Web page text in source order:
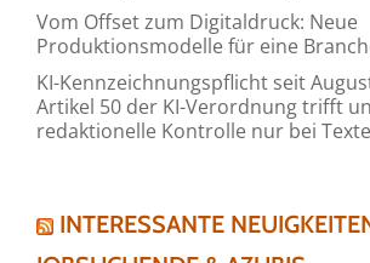
Vom Offset zum Digitaldruck: Neue
Produktionsmodelle für eine
KI-Kennzeichnungspflicht seit
Artikel 50 der KI-Verordnung trifft
redaktionelle Kontrolle nur bei
INTERESSANTE